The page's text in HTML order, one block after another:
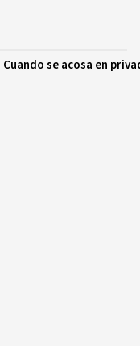
Cuando se acosa en